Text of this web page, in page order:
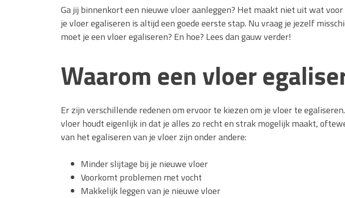
Ga jij binnenkort een nieuwe vloer aanleggen? Het maakt niet uit wat
je vloer egaliseren is altijd een goede eerste stap. Nu vraag je jezelf
moet je een vloer egaliseren? En hoe? Lees dan gauw verder!
Waarom een vloer
Er zijn verschillende redenen om ervoor te kiezen om je vloer te
vloer houdt eigenlijk in dat je alles zo recht en strak mogelijk maakt,
van het egaliseren van je vloer zijn onder andere:
Minder slijtage bij je nieuwe vloer
Voorkomt problemen met vocht
Makkelijk leggen van je nieuwe vloer